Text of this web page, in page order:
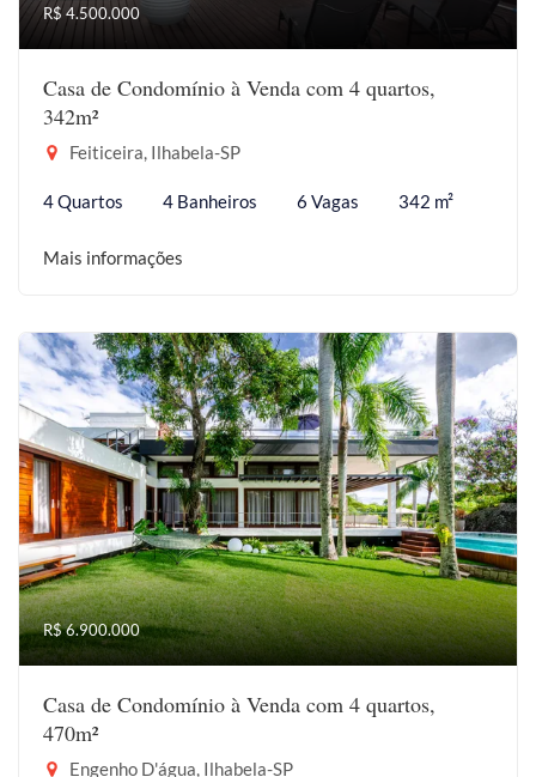
R$ 4.500.000
Casa de Condomínio à Venda com 4 quartos,
342m²
Feiticeira, Ilhabela-SP
4 Quartos 4 Banheiros 6 Vagas 342 m²
Mais informações
R$ 6.900.000
Casa de Condomínio à Venda com 4 quartos,
470m²
Engenho D'água, Ilhabela-SP